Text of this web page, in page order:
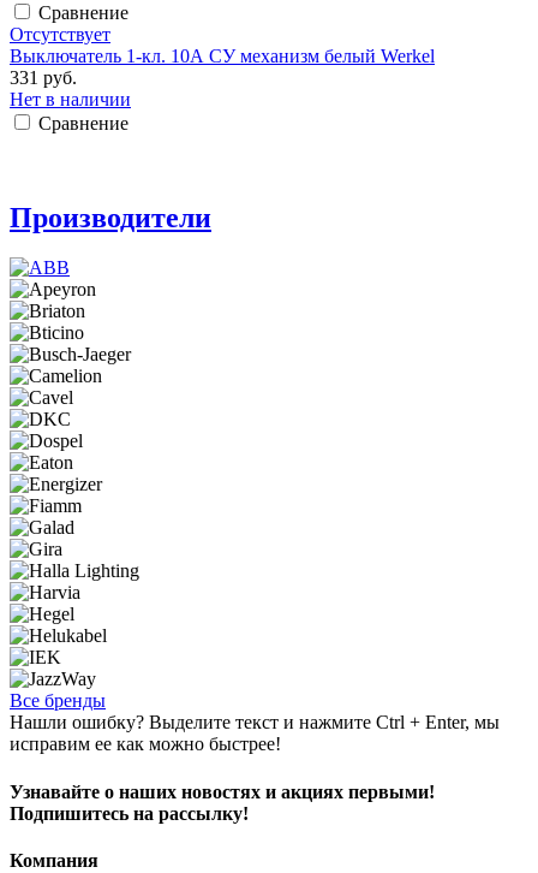
Сравнение
Отсутствует
Выключатель 1-кл. 10А СУ механизм белый Werkel
331 руб.
Нет в наличии
Сравнение
Производители
Все бренды
Нашли ошибку? Выделите текст и нажмите Ctrl + Enter, мы
исправим ее как можно быстрее!
Узнавайте о наших новостях и акциях первыми!
Подпишитесь на рассылку!
Компания